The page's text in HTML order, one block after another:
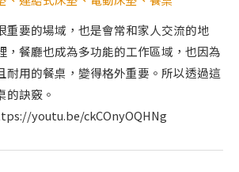
重要的場域，也是會常和家人交流的地
，餐廳也成為多功能的工作區域，也因為
耐用的餐桌，變得格外重要。所以透過這
的訣竅。
youtu.be/ckCOnyOQHNg